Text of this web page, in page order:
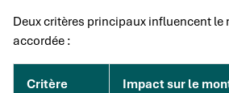
Deux critères principaux influencent le
accordée :
Critère Impact sur le